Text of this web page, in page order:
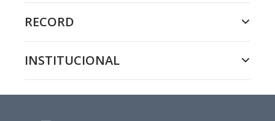
RECORD
INSTITUCIONAL